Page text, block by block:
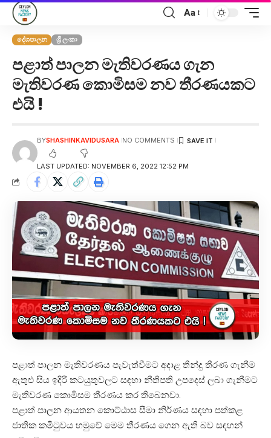
Aa
දේශපාලන ශ්‍රී ලංකා
පළාත් පාලන මැතිවරණය ගැන
මැතිවරණ කොමිසම නව තීරණයකට
එයි !
LAST UPDATED: NOVEMBER 6, 2022 12:52 PM
BYSHASHINKAVIDUSARA NO COMMENTS
පළාත් පාලන මැතිවරණය පැවැත්වීමට අදාළ තීන්දු තීරණ ගැනීම
ඇතුළු සිය ඉදිරි කටයුතුවලට සඳහා නීතිපති උපදෙස් ලබා ගැනීමට
මැතිවරණ කොමිසම තීරණය කර තිබෙනවා.
පළාත් පාලන ආයතන කොට්ඨාස සීමා නිර්ණය සඳහා පත්කළ
ජාතික කමිටුවය හමුවේ මෙම තීරණය ගෙන ඇති බව සඳහන්